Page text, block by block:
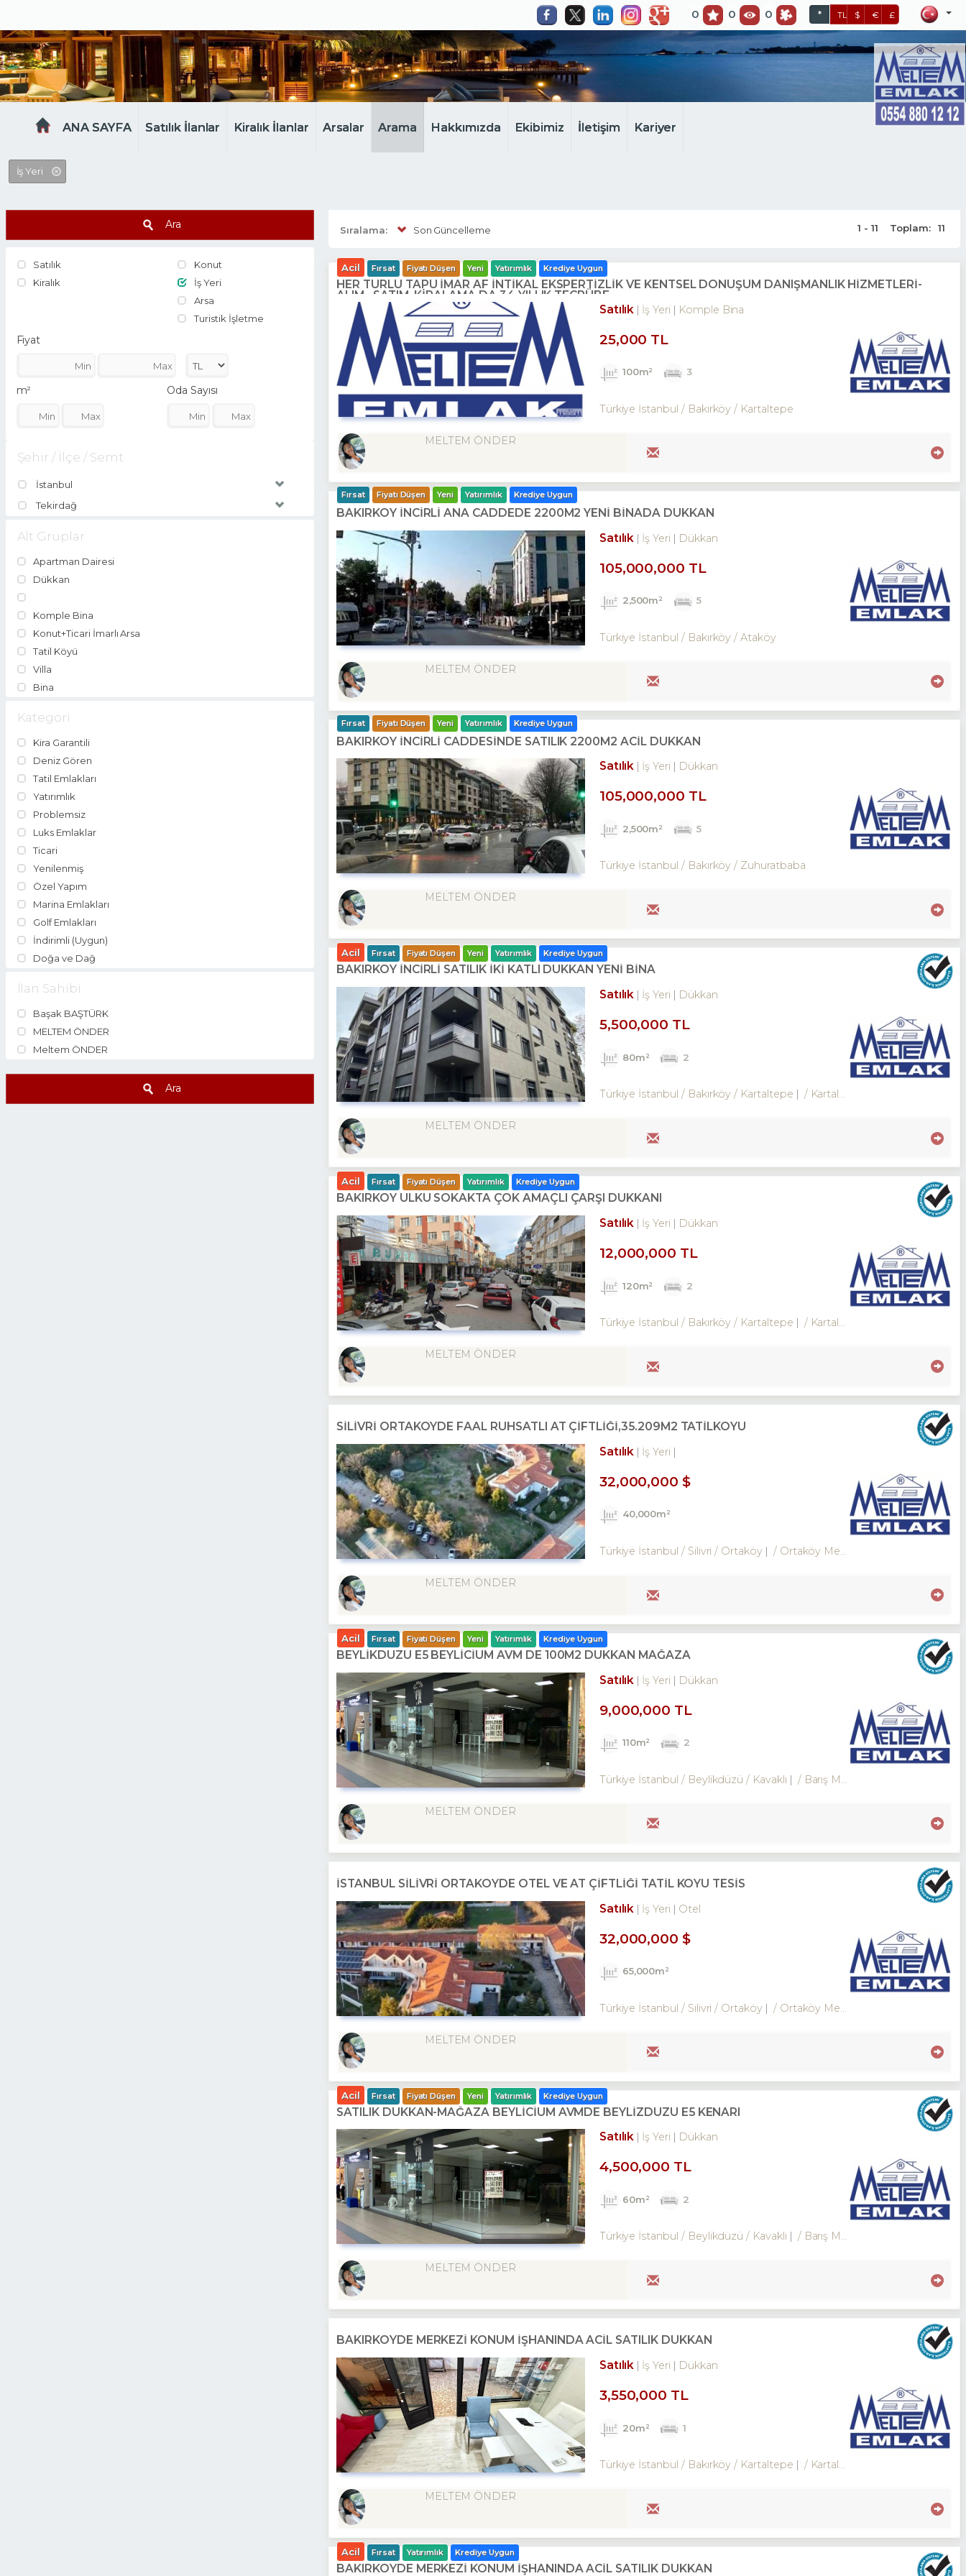
0 0 0 * TL $ € £
ANA SAYFA Satılık İlanlar Kiralık İlanlar Arsalar Arama Hakkımızda Ekibimiz İletişim Kariyer
İş Yeri
Ara
Satılık
Kiralık
Konut
İş Yeri
Arsa
Turistik İşletme
Fiyat
m² Oda Sayısı
Şehir / İlçe / Semt
İstanbul
Tekirdağ
Alt Gruplar
Apartman Dairesi
Dükkan
Komple Bina
Konut+Ticari İmarlı Arsa
Tatil Köyü
Villa
Bina
Kategori
Kira Garantili
Deniz Gören
Tatil Emlakları
Yatırımlık
Problemsiz
Luks Emlaklar
Ticari
Yenilenmiş
Özel Yapım
Marina Emlakları
Golf Emlakları
İndirimli (Uygun)
Doğa ve Dağ
İlan Sahibi
Başak BAŞTÜRK
MELTEM ÖNDER
Meltem ÖNDER
Ara
Sıralama: Son Güncelleme 1 - 11 Toplam: 11
Acil Fırsat Fiyatı Düşen Yeni Yatırımlık Krediye Uygun
HER TÜRLÜ TAPU İMAR AF İNTİKAL EKSPERTİZLİK VE KENTSEL DÖNÜŞÜM DANIŞMANLIK HİZMETLERİ-
ALIM . SATIM. KİRALAMA DA 34 YILLIK TECRÜBE.
Satılık
İş Yeri Komple Bina
25,000 TL
100m² 3
Türkiye İstanbul / Bakırköy / Kartaltepe
MELTEM ÖNDER
Fırsat Fiyatı Düşen Yeni Yatırımlık Krediye Uygun
BAKIRKÖY İNCİRLİ ANA CADDEDE 2200M2 YENİ BİNADA DÜKKAN
Satılık
İş Yeri Dükkan
105,000,000 TL
2,500m² 5
Türkiye İstanbul / Bakırköy / Ataköy
MELTEM ÖNDER
Fırsat Fiyatı Düşen Yeni Yatırımlık Krediye Uygun
BAKIRKÖY İNCİRLİ CADDESINDE SATILIK 2200M2 ACİL DÜKKAN
Satılık
İş Yeri Dükkan
105,000,000 TL
2,500m² 5
Türkiye İstanbul / Bakırköy / Zuhuratbaba
MELTEM ÖNDER
Acil Fırsat Fiyatı Düşen Yeni Yatırımlık Krediye Uygun
BAKIRKÖY İNCİRLİ SATILIK İKİ KATLI DÜKKAN YENİ BİNA
Satılık
İş Yeri Dükkan
5,500,000 TL
80m² 2
Türkiye İstanbul / Bakırköy / Kartaltepe / Kartaltepe Mah.
MELTEM ÖNDER
Acil Fırsat Fiyatı Düşen Yatırımlık Krediye Uygun
BAKIRKÖY ÜLKÜ SOKAKTA ÇOK AMAÇLI ÇARŞI DÜKKANI
Satılık
İş Yeri Dükkan
12,000,000 TL
120m² 2
Türkiye İstanbul / Bakırköy / Kartaltepe / Kartaltepe Mah.
MELTEM ÖNDER
SILIVRI ORTAKÖYDE FAAL RUHSATLI AT ÇIFTLIĞI,35.209M2 TATILKÖYÜ
Satılık
İş Yeri
32,000,000 $
40,000m²
Türkiye İstanbul / Silivri / Ortaköy / Ortaköy Merkez Mah.
MELTEM ÖNDER
Acil Fırsat Fiyatı Düşen Yeni Yatırımlık Krediye Uygun
BEYLİKDÜZÜ E5 BEYLİCİUM AVM DE 100M2 DÜKKAN MAĞAZA
Satılık
İş Yeri Dükkan
9,000,000 TL
110m² 2
Türkiye İstanbul / Beylikdüzü / Kavaklı / Barış Mah.
MELTEM ÖNDER
İSTANBUL SİLİVRİ ORTAKÖYDE OTEL VE AT ÇİFTLİĞİ TATİL KÖYÜ TESİS
Satılık
İş Yeri Otel
32,000,000 $
65,000m²
Türkiye İstanbul / Silivri / Ortaköy / Ortaköy Merkez Mah.
MELTEM ÖNDER
Acil Fırsat Fiyatı Düşen Yeni Yatırımlık Krediye Uygun
SATILIK DÜKKAN-MAĞAZA BEYLİCİUM AVMDE BEYLİZDÜZÜ E5 KENARI
Satılık
İş Yeri Dükkan
4,500,000 TL
60m² 2
Türkiye İstanbul / Beylikdüzü / Kavaklı / Barış Mah.
MELTEM ÖNDER
BAKIRKÖYDE MERKEZİ KONUM İŞHANINDA ACİL SATILIK DÜKKAN
Satılık
İş Yeri Dükkan
3,550,000 TL
20m² 1
Türkiye İstanbul / Bakırköy / Kartaltepe / Kartaltepe Mah.
MELTEM ÖNDER
Acil Fırsat Yatırımlık Krediye Uygun
BAKIRKÖYDE MERKEZİ KONUM İŞHANINDA ACİL SATILIK DÜKKAN